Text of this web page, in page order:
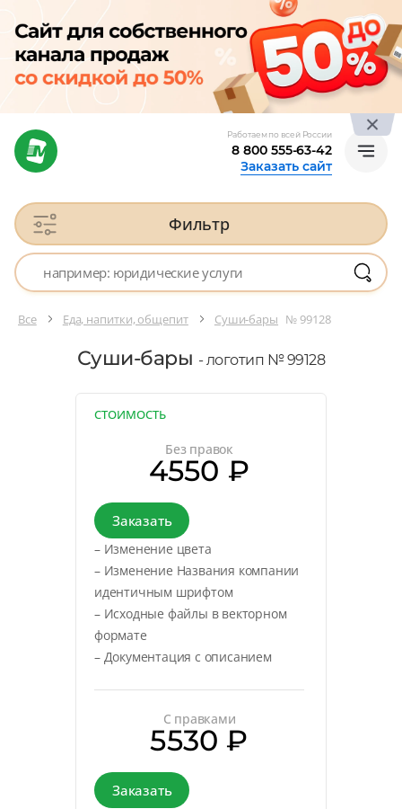
Работаем по всей России
8 800 555-63-42
Заказать сайт
Фильтр
Все Еда, напитки, общепит Суши-бары № 99128
Суши-бары - логотип № 99128
СТОИМОСТЬ
Без правок
4550 ₽
Заказать
– Изменение цвета
– Изменение Названия компании
идентичным шрифтом
– Исходные файлы в векторном
формате
– Документация с описанием
С правками
5530 ₽
Заказать